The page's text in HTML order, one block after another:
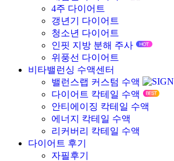
4주 다이어트
갱년기 다이어트
청소년 다이어트
인핏 지방 분해 주사
위풍선 다이어트
비타밸런싱 수액센터
밸런스랩 커스텀 수액
다이어트 칵테일 수액
안티에이징 칵테일 수액
에너지 칵테일 수액
리커버리 칵테일 수액
다이어트 후기
자필후기